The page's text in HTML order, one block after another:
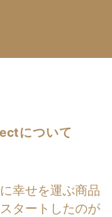
について
幸せを運ぶ商品
タートしたのが